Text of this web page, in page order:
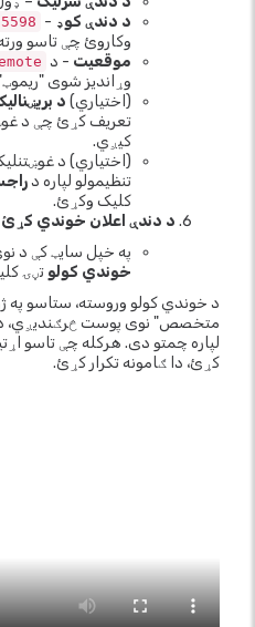
د دندې کوډ -
5598
وکاروئ چې تاسو
موقعیت - د
وړاندیز شوی
(اختیاري) د
تعریف کړئ چې د
کیږي.
(اختیاري) د
تنظیمولو لپاره د
کلیک وکړئ.
د دندې اعلان خوندي کړئ
په خپل سایټ کې د
خوندي کولو تڼۍ
د خوندي کولو وروسته، ستاسو په
متخصص" نوی پوست څرګندیږي، د
لپاره چمتو دی. هرکله چې تاسو
کړئ، دا ګامونه تکرار کړئ.